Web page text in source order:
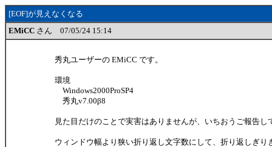
[EOF]が見えなくなる
EMiCC さん 07/05/24 15:14
秀丸ユーザーの EMiCC です。
環境
Windows2000ProSP4
秀丸v7.00β8
見た目だけのことで実害はありませんが、いちおうご報告し
ウィンドウ幅より狭い折り返し文字数にして、折り返しぎり